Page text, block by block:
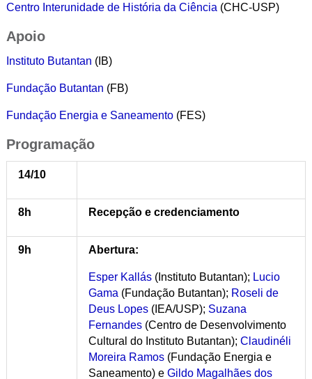
Centro Interunidade de História da Ciência (CHC-USP)
Apoio
Instituto Butantan (IB)
Fundação Butantan (FB)
Fundação Energia e Saneamento(FES)
Programação
14/10
8h Recepção e credenciamento
9h Abertura:
Esper Kallás(Instituto Butantan); Lucio
Gama (Fundação Butantan); Roseli de
Deus Lopes(IEA/USP); Suzana
Fernandes(Centro de Desenvolvimento
Cultural do Instituto Butantan); Claudinéli
Moreira Ramos(Fundação Energia e
Saneamento) e Gildo Magalhães dos